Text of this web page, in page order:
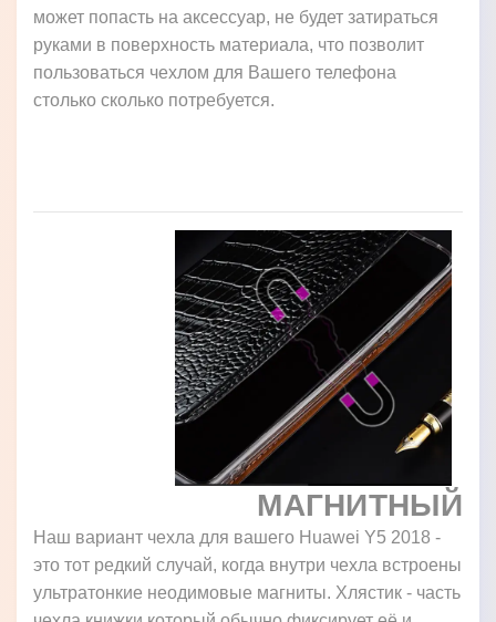
может попасть на аксессуар, не будет затираться
руками в поверхность материала, что позволит
пользоваться чехлом для Вашего телефона
столько сколько потребуется.
МАГНИТНЫЙ
Наш вариант чехла для вашего Huawei Y5 2018 -
это тот редкий случай, когда внутри чехла встроены
ультратонкие неодимовые магниты. Хлястик - часть